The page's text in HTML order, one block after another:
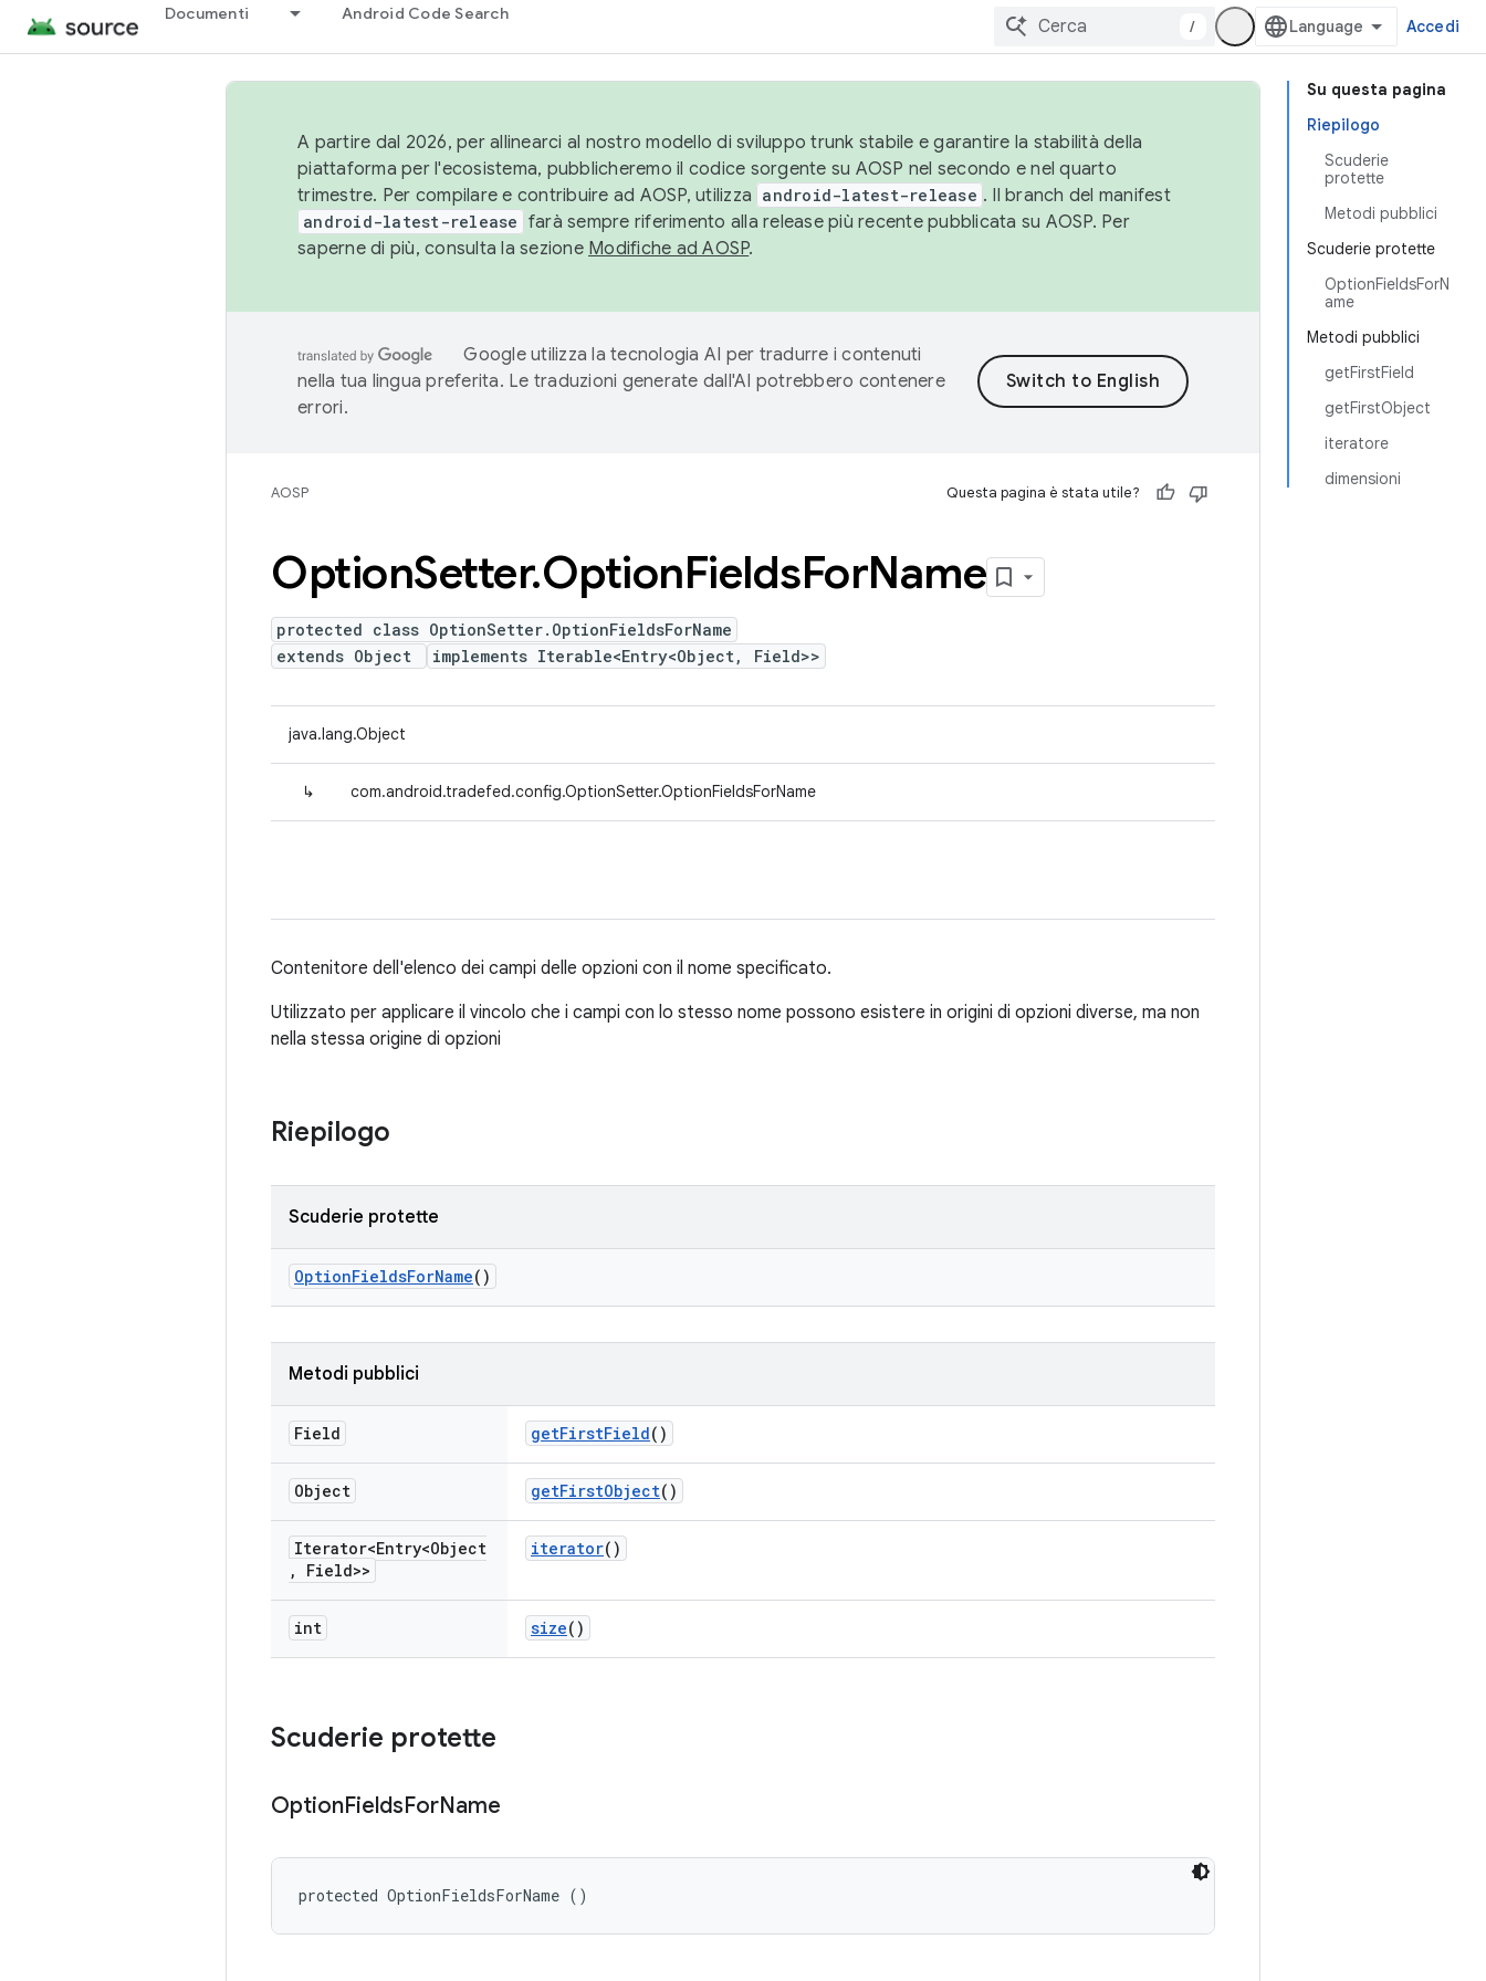
Documenti Android Code Search
/ Accedi
Su questa pagina
Riepilogo
Scuderie
protette
Metodi pubblici
Scuderie protette
OptionFieldsForN
ame
Metodi pubblici
getFirstField
getFirstObject
iteratore
dimensioni
A partire dal 2026, per allinearci al nostro modello di sviluppo trunk stabile e garantire la stabilità della
piattaforma per l'ecosistema, pubblicheremo il codice sorgente su AOSP nel secondo e nel quarto
trimestre. Per compilare e contribuire ad AOSP, utilizza android-latest-release . Il branch del manifest
android-latest-release farà sempre riferimento alla release più recente pubblicata su AOSP. Per
saperne di più, consulta la sezione Modifiche ad AOSP.
Google utilizza la tecnologia AI per tradurre i contenuti
nella tua lingua preferita. Le traduzioni generate dall'AI potrebbero contenere
errori.
AOSP Questa pagina è stata utile?
OptionSetter.OptionFieldsForName
protected class OptionSetter.OptionFieldsForName
extends Object
implements Iterable<Entry<Object, Field>>
java.lang.Object
↳ com.android.tradefed.config.OptionSetter.OptionFieldsForName
Contenitore dell'elenco dei campi delle opzioni con il nome specificato.
Utilizzato per applicare il vincolo che i campi con lo stesso nome possono esistere in origini di opzioni diverse, ma non
nella stessa origine di opzioni
Riepilogo
Scuderie protette
OptionFieldsForName()
Metodi pubblici
Field getFirstField()
Object getFirstObject()
Iterator<Entry<Object
,
Field>>
iterator()
int size()
Scuderie protette
OptionFieldsForName
protected OptionFieldsForName ()